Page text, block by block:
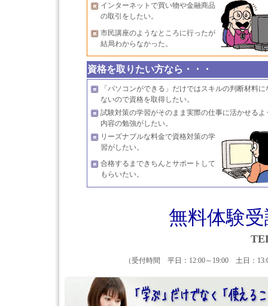
インターネットで買い物や金融商品
の取引をしたい。
市民講座のようなところに行ったが
結局わからなかった。
資格を取りたい方なら・・・
「パソコンができる」だけではスキルの判断材料に
ないので資格を取得したい。
試験対策の学習がそのまま実際の仕事に活かせるよ
内容の勉強がしたい。
リーズナブルな料金で資格対策の学
習がしたい。
合格するまできちんとサポートして
もらいたい。
無料体験
（受付時間 平日：12:00～19:00 土日：